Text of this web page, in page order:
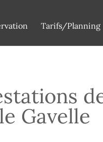
Tarifs/Planning
Gavelle